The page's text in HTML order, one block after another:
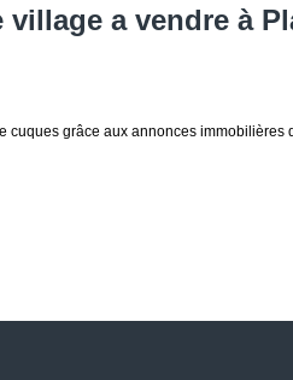
a vendre à
grâce aux annonces immobilières